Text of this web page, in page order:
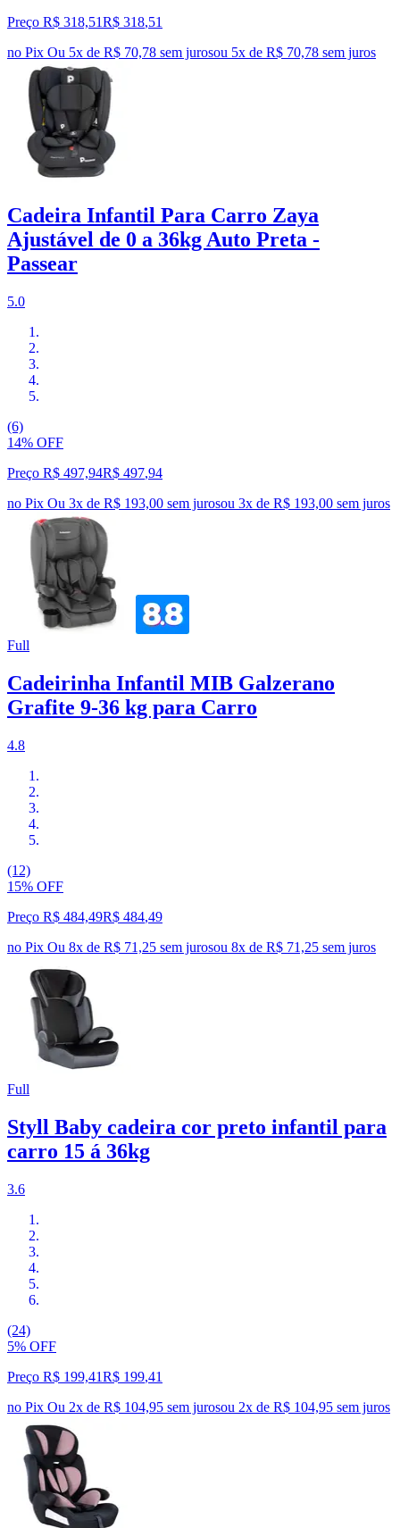
Preço R$ 318,51R$ 318,51
no Pix Ou 5x de R$ 70,78 sem jurosou 5x de R$ 70,78 sem juros
Cadeira Infantil Para Carro Zaya
Ajustável de 0 a 36kg Auto Preta -
Passear
5.0
(6)
14% OFF
Preço R$ 497,94R$ 497,94
no Pix Ou 3x de R$ 193,00 sem jurosou 3x de R$ 193,00 sem juros
Full
Cadeirinha Infantil MIB Galzerano
Grafite 9-36 kg para Carro
4.8
(12)
15% OFF
Preço R$ 484,49R$ 484,49
no Pix Ou 8x de R$ 71,25 sem jurosou 8x de R$ 71,25 sem juros
Full
Styll Baby cadeira cor preto infantil para
carro 15 á 36kg
3.6
(24)
5% OFF
Preço R$ 199,41R$ 199,41
no Pix Ou 2x de R$ 104,95 sem jurosou 2x de R$ 104,95 sem juros